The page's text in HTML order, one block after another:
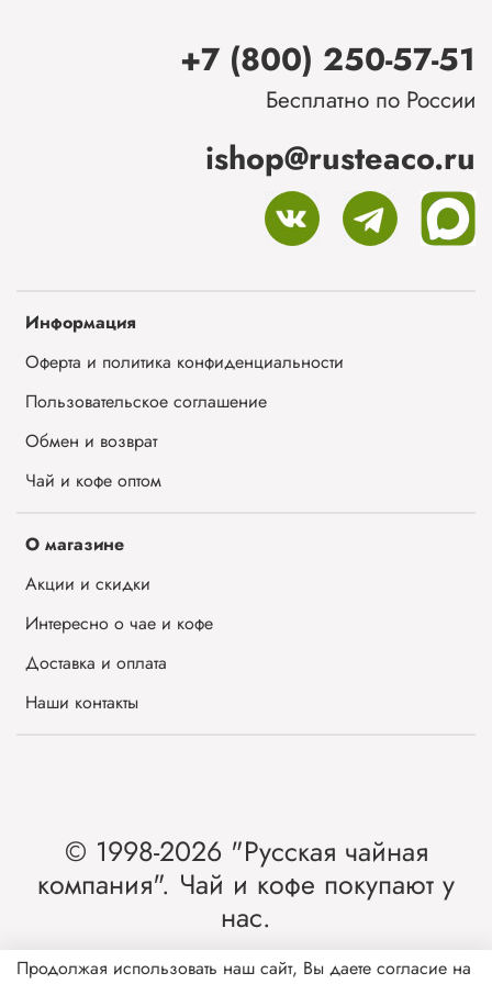
Информация
Оферта и политика конфиденциальности
Пользовательское соглашение
Обмен и возврат
Чай и кофе оптом
О магазине
Акции и скидки
Интересно о чае и кофе
Доставка и оплата
Наши контакты
+7 (800) 250-57-51
Бесплатно по России
ishop@rusteaco.ru
© 1998-2026 "Русская чайная
компания". Чай и кофе покупают у
нас.
Интернет-магазин чая и кофе от лидера
Продолжая использовать наш сайт, Вы даете согласие на